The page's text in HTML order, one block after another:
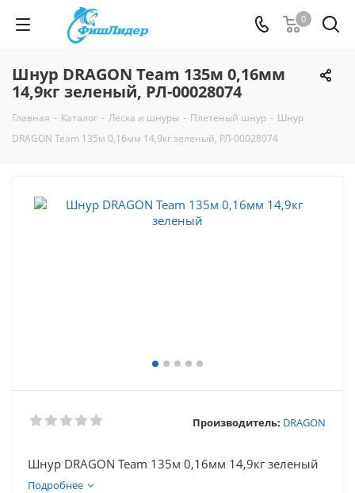
0
Шнур DRAGON Team 135м 0,16мм
14,9кг зеленый, РЛ-00028074
Главная - Каталог - Леска и шнуры - Плетеный шнур - Шнур
DRAGON Team 135м 0,16мм 14,9кг зеленый, РЛ-00028074
Производитель: DRAGON
Шнур DRAGON Team 135м 0,16мм 14,9кг зеленый
Подробнее